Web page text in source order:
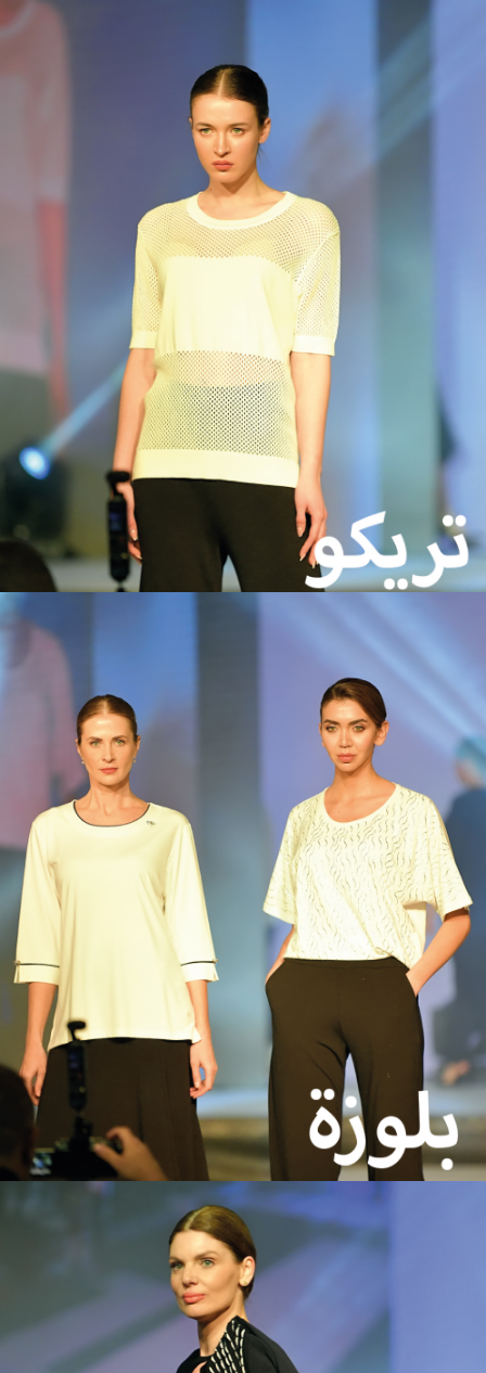
ملابس بالجملة Kazee ، شركتنا ، وهي تاجر جملة للملابس ، تصدر إلى جميع
حيث ستجد أفضل الملابس النسائية جودة ، هي شركة تصنيع موثوق بها.
KAZEE ، شركة تصنيع الملابس النسائية في تركيا منذ سنوات ، تصدر إلى
الدول الكبرى ؛ فرنسا ، ألمانيا ، السويد ، إسبانيا ، إنجلترا ، أمريكا ، كندا ،
أنغولا ، الجابون ، السنغال ، الكونغو ، المغرب ، مصر ، كينيا ، جنوب إفريقيا
والدول الأفريقية والدول الأوروبية. إذا كنت صاحب متجر وترغب في شراء
ملابس نسائية بالجملة ، يمكنك الاتصال بشركتنا.
ماركة الملابس النسائية التركية KAZEE ، تقوم شركتنا التي تنتج وتصدر
الملابس النسائية إلى العديد من البلدان والعلامات التجارية حول العالم ببيع
عدد كبير من الملابس النسائية في اسطنبول. كازي ، ماركة تركية للملابس
النسائية ، لها متجرين لبيع الملابس النسائية بالجملة في اسطنبول. تقع متاجرنا
للبيع بالجملة والتجزئة في فنادق ريكسوس في أنطاليا. تقوم شركتنا بتصنيع
شركة Reel Tekstil بتصنيع العديد من البلدان والعلامات التجارية وتصدير
الملابس النسائية إلى العلامات التجارية الرائدة في العالم. جميع منتجاتنا
مصنوعة في تركيا بنسبة 100٪ ، وجميع منتجاتنا مملوكة لشركتنا وحاصلة على
براءة اختراع. تقوم شركة Kazee ، وهي شركة تركية لتصنيع وتصدير الملابس
النسائية ، بتصدير منتجاتها إلى جميع أنحاء العالم من خلال متاجر البيع بالجملة
في اسطنبول. شركتنا ، الحاصلة على العديد من شهادات النجاح في صادرات
المنسوجات التركية ، هي عضو في غرفة تجارة وصناعة اسطنبول.
موقعنا بالجملة www.kazeeofficial.com
https://www.kazeeofficial.com
مهندس حي كمال الدين الشهير حسام سوكاك رقم 4 ، لالي / اسطنبول ،
تركيا
خرائط جوجل: https://g.page/kazeecomtr؟gm
KAZEE LALELI ملابس نسائية بالجملة
Koska Sokak No: 4 / B LALELİ-İSTANBUL - تركيا
خرائط جوجل: https://g.page/kazeeoficial؟gm
KAZEE & REEL TEXTILE IND. KAZEE & REEL TEXTILE IND. KAZEE &
REEL TEXTILE IND. KAZEE & REEL TEXTILE IND. شئون. المحدودة. عنوان
مصنع الملابس النسائية:
Topkapi Maltepe Yollu Obakoy Industrial Site No: 216 / A Topkapi /
Zeytinburnu / Istanbul / Turkey
مكتب الضرائب: داود باشا
الرقم الضريبي: 7340050671
رقم RCS: 294018/241600
خريطة جوجل: https://g.page/r/CQkxVdR8VnhxEAo
تنتمي جميع حقوق صفحتنا إلى علامة KAZEE التجارية. Kazee هي علامة
تجارية REEL TEXTIL وجميع الحقوق محفوظة. تنتمي جميع مقاطع الفيديو
على صفحتنا إلى شركتنا ، والمنتجات الموجودة على صفحتنا ملك لنا ، وتتوفر
جميع براءات الاختراع والشهادات.
العلامة التجارية KAZEE مملوكة بالكامل لشركتنا ، وهي مرتبطة باتفاقية مدريد